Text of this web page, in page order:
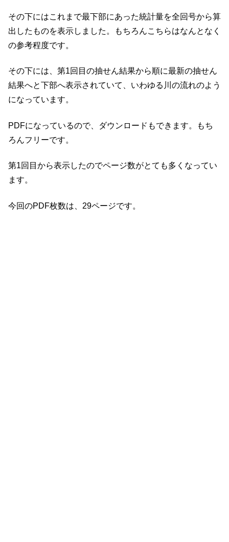
その下にはこれまで最下部にあった統計量を全回号から算
出したものを表示しました。もちろんこちらはなんとなく
の参考程度です。
その下には、第1回目の抽せん結果から順に最新の抽せん
結果へと下部へ表示されていて、いわゆる川の流れのよう
になっています。
PDFになっているので、ダウンロードもできます。もち
ろんフリーです。
第1回目から表示したのでページ数がとても多くなってい
ます。
今回のPDF枚数は、29ページです。